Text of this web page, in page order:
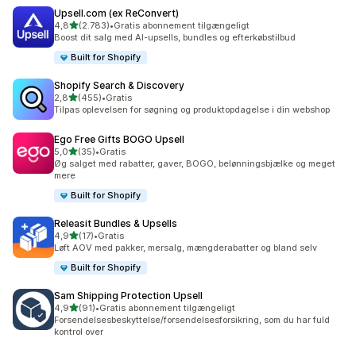
Upsell.com (ex ReConvert)
4,8ud af 5 stjerner
(2.783)
2783 anmeldelser i alt
•Gratis abonnement tilgængeligt
Boost dit salg med AI-upsells, bundles og efterkøbstilbud
Built for Shopify
Shopify Search & Discovery
2,8ud af 5 stjerner
(455)
455 anmeldelser i alt
•Gratis
Tilpas oplevelsen for søgning og produktopdagelse i din webshop
Ego Free Gifts BOGO Upsell
5,0ud af 5 stjerner
(35)
35 anmeldelser i alt
•Gratis
Øg salget med rabatter, gaver, BOGO, belønningsbjælke og meget
mere
Built for Shopify
Releasit Bundles & Upsells
4,9ud af 5 stjerner
(17)
17 anmeldelser i alt
•Gratis
Løft AOV med pakker, mersalg, mængderabatter og bland selv
Built for Shopify
Sam Shipping Protection Upsell
4,9ud af 5 stjerner
(91)
91 anmeldelser i alt
•Gratis abonnement tilgængeligt
Forsendelsesbeskyttelse/forsendelsesforsikring, som du har fuld
kontrol over